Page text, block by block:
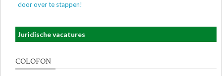
door over te stappen!
Juridische vacatures
COLOFON